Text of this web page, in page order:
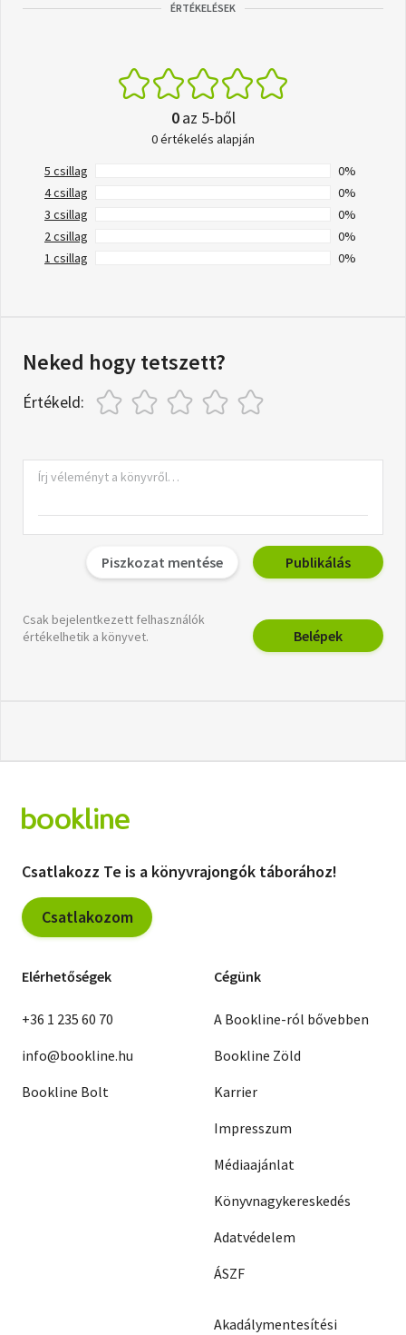
ÉRTÉKELÉSEK
0az 5-ből
0 értékelés alapján
5 csillag
0%
4 csillag
0%
3 csillag
0%
2 csillag
0%
1 csillag
0%
Neked hogy tetszett?
Értékeld:
Piszkozat mentése Publikálás
Csak bejelentkezett felhasználók
értékelhetik a könyvet.
Belépek
Csatlakozz Te is a könyvrajongók táborához!
Csatlakozom
Elérhetőségek
+36 1 235 60 70
info@bookline.hu
Bookline Bolt
Cégünk
A Bookline-ról bővebben
Bookline Zöld
Karrier
Impresszum
Médiaajánlat
Könyvnagykereskedés
Adatvédelem
ÁSZF
Akadálymentesítési